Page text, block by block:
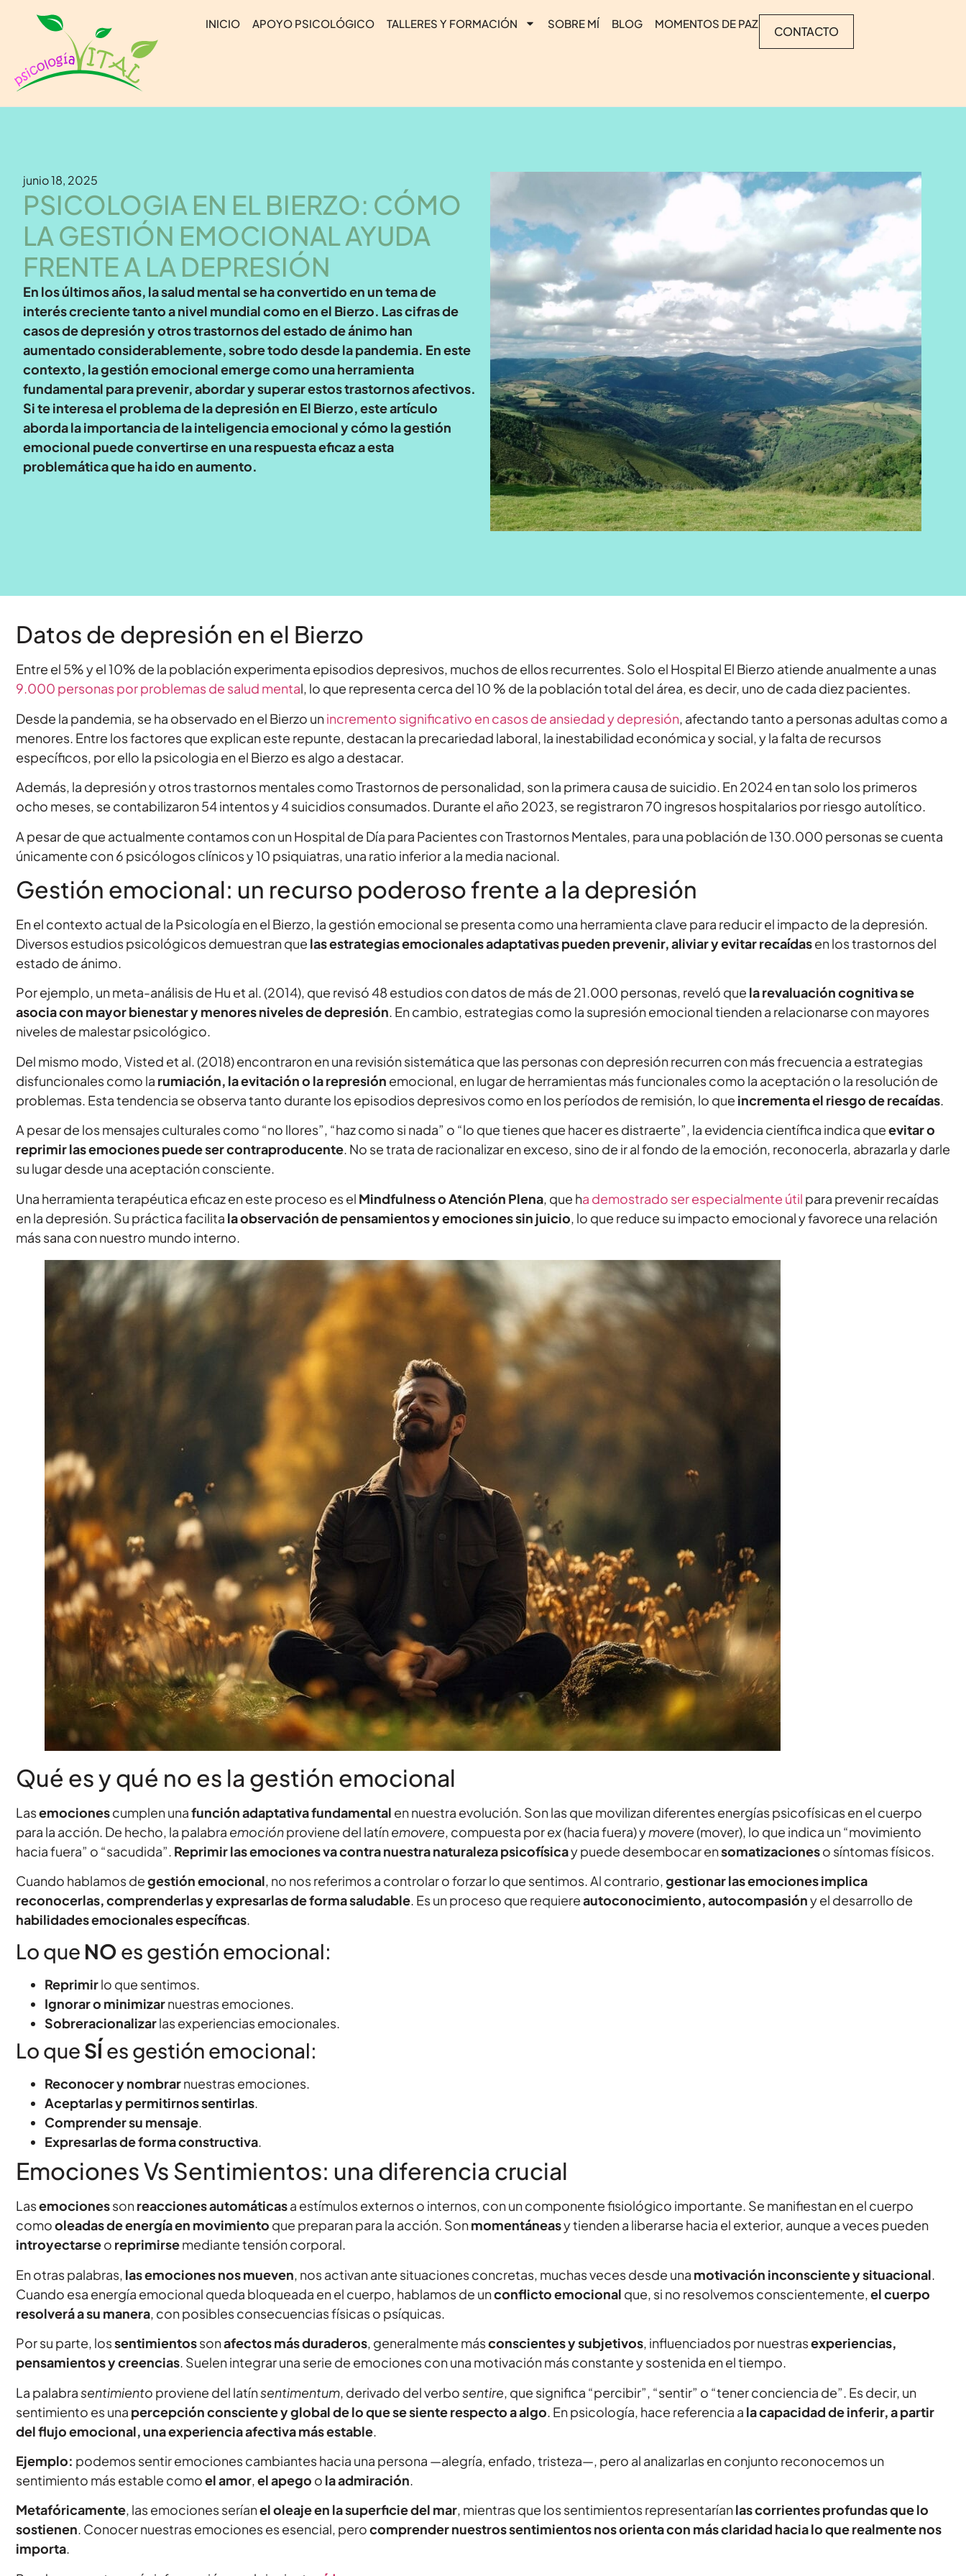
INICIO APOYO PSICOLÓGICO TALLERES Y FORMACIÓN SOBRE MÍ BLOG MOMENTOS DE PAZ
CONTACTO
junio 18, 2025
PSICOLOGIA EN EL BIERZO: CÓMO
LA GESTIÓN EMOCIONAL AYUDA
FRENTE A LA DEPRESIÓN
En los últimos años, la salud mental se ha convertido en un tema de
interés creciente tanto a nivel mundial como en el Bierzo. Las cifras de
casos de depresión y otros trastornos del estado de ánimo han
aumentado considerablemente, sobre todo desde la pandemia. En este
contexto, la gestión emocional emerge como una herramienta
fundamental para prevenir, abordar y superar estos trastornos afectivos.
Si te interesa el problema de la depresión en El Bierzo, este artículo
aborda la importancia de la inteligencia emocional y cómo la gestión
emocional puede convertirse en una respuesta eficaz a esta
problemática que ha ido en aumento.
Datos de depresión en el Bierzo
Entre el 5% y el 10% de la población experimenta episodios depresivos, muchos de ellos recurrentes. Solo el Hospital El Bierzo atiende anualmente a unas
9.000 personas por problemas de salud mental, lo que representa cerca del 10 % de la población total del área, es decir, uno de cada diez pacientes.
Desde la pandemia, se ha observado en el Bierzo unincremento significativo en casos de ansiedad y depresión, afectando tanto a personas adultas como a
menores. Entre los factores que explican este repunte, destacan la precariedad laboral, la inestabilidad económica y social, y la falta de recursos
específicos, por ello la psicologia en el Bierzo es algo a destacar.
Además, la depresión y otros trastornos mentales como Trastornos de personalidad, son la primera causa de suicidio. En 2024 en tan solo los primeros
ocho meses, se contabilizaron 54 intentos y 4 suicidios consumados. Durante el año 2023, se registraron 70 ingresos hospitalarios por riesgo autolítico.
A pesar de que actualmente contamos con un Hospital de Día para Pacientes con Trastornos Mentales, para una población de 130.000 personas se cuenta
únicamente con 6 psicólogos clínicos y 10 psiquiatras, una ratio inferior a la media nacional.
Gestión emocional: un recurso poderoso frente a la depresión
En el contexto actual de la Psicología en el Bierzo, la gestión emocional se presenta como una herramienta clave para reducir el impacto de la depresión.
Diversos estudios psicológicos demuestran que las estrategias emocionales adaptativas pueden prevenir, aliviar y evitar recaídasen los trastornos del
estado de ánimo.
Por ejemplo, un meta-análisis de Hu et al. (2014), que revisó 48 estudios con datos de más de 21.000 personas, reveló que la revaluación cognitiva se
asocia con mayor bienestar y menores niveles de depresión. En cambio, estrategias como la supresión emocional tienden a relacionarse con mayores
niveles de malestar psicológico.
Del mismo modo, Visted et al. (2018) encontraron en una revisión sistemática que las personas con depresión recurren con más frecuencia a estrategias
disfuncionales como la rumiación, la evitación o la represión emocional, en lugar de herramientas más funcionales como la aceptación o la resolución de
problemas. Esta tendencia se observa tanto durante los episodios depresivos como en los períodos de remisión, lo que incrementa el riesgo de recaídas.
A pesar de los mensajes culturales como “no llores”, “haz como si nada” o “lo que tienes que hacer es distraerte”, la evidencia científica indica queevitar o
reprimir las emociones puede ser contraproducente. No se trata de racionalizar en exceso, sino de ir al fondo de la emoción, reconocerla, abrazarla y darle
su lugar desde una aceptación consciente.
Una herramienta terapéutica eficaz en este proceso es el Mindfulness o Atención Plena , que ha demostrado ser especialmente útil para prevenir recaídas
en la depresión. Su práctica facilita la observación de pensamientos y emociones sin juicio , lo que reduce su impacto emocional y favorece una relación
más sana con nuestro mundo interno.
Qué es y qué no es la gestión emocional
Lasemocionescumplen unafunción adaptativa fundamental en nuestra evolución. Son las que movilizan diferentes energías psicofísicas en el cuerpo
para la acción. De hecho, la palabra emociónproviene del latínemovere , compuesta porex(hacia fuera) ymovere(mover), lo que indica un “movimiento
hacia fuera” o “sacudida”. Reprimir las emociones va contra nuestra naturaleza psicofísicay puede desembocar ensomatizacioneso síntomas físicos.
Cuando hablamos degestión emocional, no nos referimos a controlar o forzar lo que sentimos. Al contrario,gestionar las emociones implica
reconocerlas, comprenderlas y expresarlas de forma saludable. Es un proceso que requiereautoconocimiento, autocompasióny el desarrollo de
habilidades emocionales específicas.
Lo que NO es gestión emocional:
Reprimirlo que sentimos.
Ignorar o minimizarnuestras emociones.
Sobreracionalizarlas experiencias emocionales.
Lo que SÍ es gestión emocional:
Reconocer y nombrarnuestras emociones.
Aceptarlas y permitirnos sentirlas.
Comprender su mensaje.
Expresarlas de forma constructiva.
Emociones Vs Sentimientos: una diferencia crucial
Lasemocionessonreacciones automáticasa estímulos externos o internos, con un componente fisiológico importante. Se manifiestan en el cuerpo
comooleadas de energía en movimiento que preparan para la acción. Sonmomentáneasy tienden a liberarse hacia el exterior, aunque a veces pueden
introyectarseo reprimirsemediante tensión corporal.
En otras palabras, las emociones nos mueven, nos activan ante situaciones concretas, muchas veces desde una motivación inconsciente y situacional.
Cuando esa energía emocional queda bloqueada en el cuerpo, hablamos de unconflicto emocional que, si no resolvemos conscientemente,el cuerpo
resolverá a su manera, con posibles consecuencias físicas o psíquicas.
Por su parte, lossentimientossonafectos más duraderos, generalmente másconscientes y subjetivos, influenciados por nuestrasexperiencias,
pensamientos y creencias. Suelen integrar una serie de emociones con una motivación más constante y sostenida en el tiempo.
La palabrasentimiento proviene del latínsentimentum , derivado del verbosentire , que significa “percibir”, “sentir” o “tener conciencia de”. Es decir, un
sentimiento es una percepción consciente y global de lo que se siente respecto a algo . En psicología, hace referencia a la capacidad de inferir, a partir
del flujo emocional, una experiencia afectiva más estable
Ejemplo: podemos sentir emociones cambiantes hacia una persona —alegría, enfado, tristeza—, pero al analizarlas en conjunto reconocemos un
sentimiento más estable comoel amor,el apego o la admiración.
Metafóricamente, las emociones seríanel oleaje en la superficie del mar, mientras que los sentimientos representaríanlas corrientes profundas que lo
sostienen. Conocer nuestras emociones es esencial, perocomprender nuestros sentimientos nos orienta con más claridad hacia lo que realmente nos
importa.